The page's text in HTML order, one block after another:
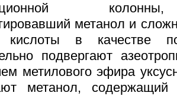
метанол и
кислоты в качестве
подвергают
метилового эфира
метанол,